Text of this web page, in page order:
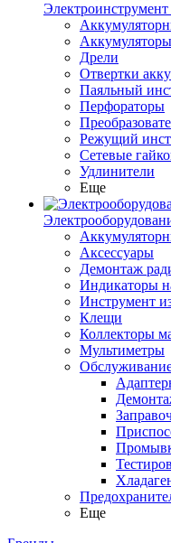
Электроинструмент
Аккумуляторы
Дрели
Отвертки
Паяльный
Перфораторы
Режущий
Сетевые
Удлинители
Еще
Аксессуары
Демонтаж
Индикаторы
Инструмент
Клещи
Коллекторы
Мультиметры
Еще